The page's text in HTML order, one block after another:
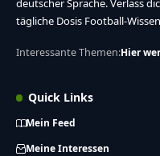
deutscher Sprache. Verlass
tägliche Dosis Football-
Interessante Themen:Hier
Quick Links
Mein Feed
Meine Interessen